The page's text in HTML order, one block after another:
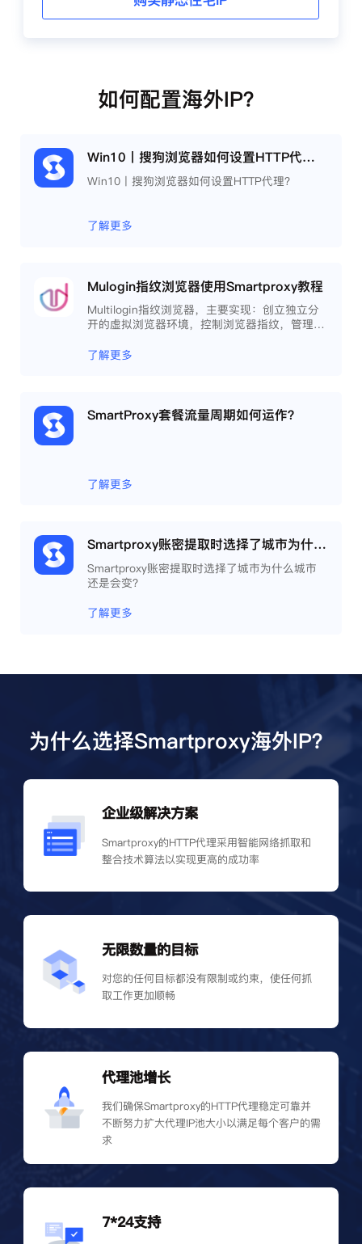
如何配置海外IP？
Win10丨搜狗浏览器如何设置HTTP代理？
Win10丨搜狗浏览器如何设置HTTP代理？
了解更多
Mulogin指纹浏览器使用Smartproxy教程
Multilogin指纹浏览器，主要实现：创立独立分
开的虚拟浏览器环境，控制浏览器指纹，管理多
程，开发网络自动化等。
了解更多
SmartProxy套餐流量周期如何运作？
了解更多
Smartproxy账密提取时选择了城市为什么城市还是会变？
Smartproxy账密提取时选择了城市为什么城市
还是会变？
了解更多
为什么选择Smartproxy海外IP？
企业级解决方案
Smartproxy的HTTP代理采用智能网络抓取和
整合技术算法以实现更高的成功率
无限数量的目标
对您的任何目标都没有限制或约束，使任何抓
取工作更加顺畅
代理池增长
我们确保Smartproxy的HTTP代理稳定可靠并
不断努力扩大代理IP池大小以满足每个客户的需
求
7*24支持